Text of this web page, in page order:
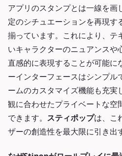
アプリのスタンプとは一線を画
定のシチュエーションを再現す
揃っています。これにより、テ
いキャラクターのニュアンスや
直感的に表現することが可能に
ーインターフェースはシンプル
ームのカスタマイズ機能も充実
観に合わせたプライベートな空
できます。 スティポップは、こ
ザーの創造性を最大限に引き出